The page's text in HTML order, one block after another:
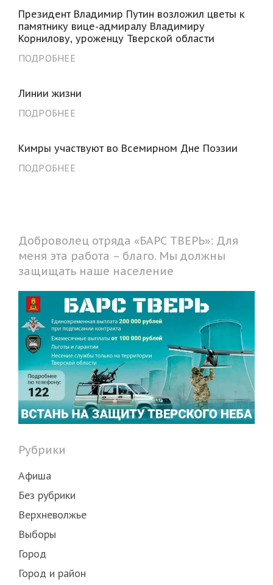
Президент Владимир Путин возложил цветы к
памятнику вице-адмиралу Владимиру
Корнилову, уроженцу Тверской области
ПОДРОБНЕЕ
Линии жизни
ПОДРОБНЕЕ
Кимры участвуют во Всемирном Дне Поэзии
ПОДРОБНЕЕ
Доброволец отряда «БАРС ТВЕРЬ»: Для
меня эта работа – благо. Мы должны
защищать наше население
Рубрики
Афиша
Без рубрики
Верхневолжье
Выборы
Город
Город и район